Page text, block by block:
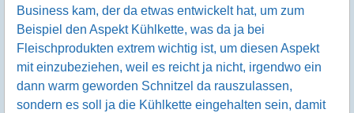
Business kam, der da etwas entwickelt hat, um zum
Beispiel den Aspekt Kühlkette, was da ja bei
Fleischprodukten extrem wichtig ist, um diesen Aspekt
mit einzubeziehen, weil es reicht ja nicht, irgendwo ein
dann warm geworden Schnitzel da rauszulassen,
sondern es soll ja die Kühlkette eingehalten sein, damit